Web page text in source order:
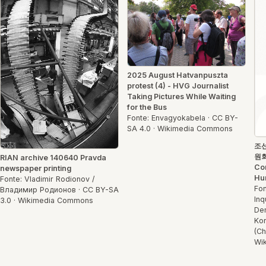
RIAN archive 140640 Pravda
newspaper printing
Fonte: Vladimir Rodionov /
Владимир Родионов · CC BY-SA
3.0 · Wikimedia Commons
2025 August Hatvanpuszta
protest (4) - HVG Journalist
Taking Pictures While Waiting
for the Bus
Fonte: Envagyokabela · CC BY-
SA 4.0 · Wikimedia Commons
조
원